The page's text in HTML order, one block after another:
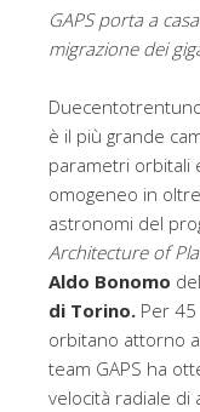
GAPS porta a
migrazione dei
è il più grande
parametri orbitali
omogeneo in
astronomi del
Architecture of
Aldo Bonomo
di Torino. Per
orbitano attorno
team GAPS ha
velocità radiale di